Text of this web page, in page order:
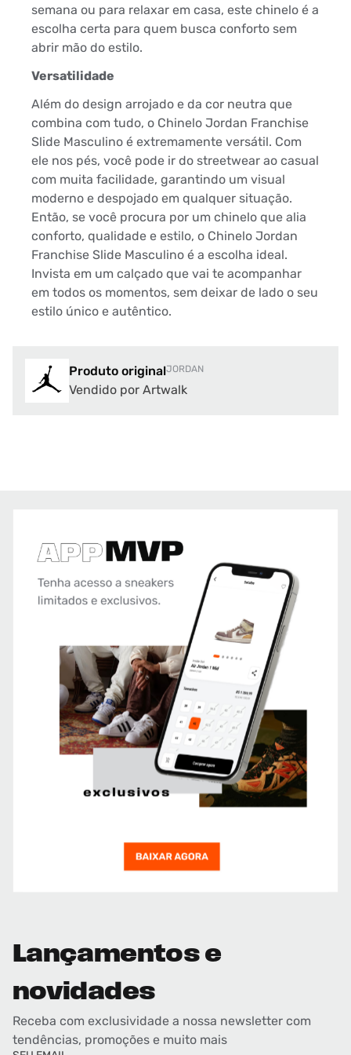
semana ou para relaxar em casa, este chinelo é a
escolha certa para quem busca conforto sem
abrir mão do estilo.
Versatilidade
Além do design arrojado e da cor neutra que
combina com tudo, o Chinelo Jordan Franchise
Slide Masculino é extremamente versátil. Com
ele nos pés, você pode ir do streetwear ao casual
com muita facilidade, garantindo um visual
moderno e despojado em qualquer situação.
Então, se você procura por um chinelo que alia
conforto, qualidade e estilo, o Chinelo Jordan
Franchise Slide Masculino é a escolha ideal.
Invista em um calçado que vai te acompanhar
em todos os momentos, sem deixar de lado o seu
estilo único e autêntico.
Produto originalJORDAN
Vendido por Artwalk
Lançamentos e
novidades
Receba com exclusividade a nossa newsletter com
tendências, promoções e muito mais